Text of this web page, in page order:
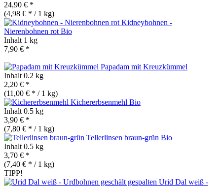
24,90 € *
(4,98 € * / 1 kg)
Kidneybohnen -
Nierenbohnen rot Bio
Inhalt 1 kg
7,90 € *
Papadam mit Kreuzkümmel
Inhalt 0.2 kg
2,20 € *
(11,00 € * / 1 kg)
Kichererbsenmehl Bio
Inhalt 0.5 kg
3,90 € *
(7,80 € * / 1 kg)
Tellerlinsen braun-grün Bio
Inhalt 0.5 kg
3,70 € *
(7,40 € * / 1 kg)
TIPP!
Urid Dal weiß -